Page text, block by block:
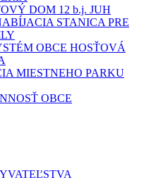
DOM 12 b.j. JUH
STANICA PRE
OBCE HOSŤOVÁ
MIESTNEHO PARKU
OBCE